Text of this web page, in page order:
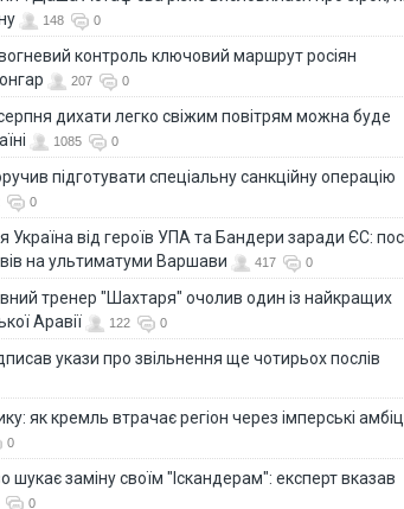
148 0
контроль ключовий маршрут росіян
207 0
дихати легко свіжим повітрям можна буде
1085 0
підготувати спеціальну санкційну операцію
0
Україна від героїв УПА та Бандери заради ЄС:
на ультиматуми Варшави
417 0
тренер "Шахтаря" очолив один із найкращих
Аравії
122 0
укази про звільнення ще чотирьох послів
як кремль втрачає регіон через імперські
0
шукає заміну своїм "Іскандерам": експерт вказав
0